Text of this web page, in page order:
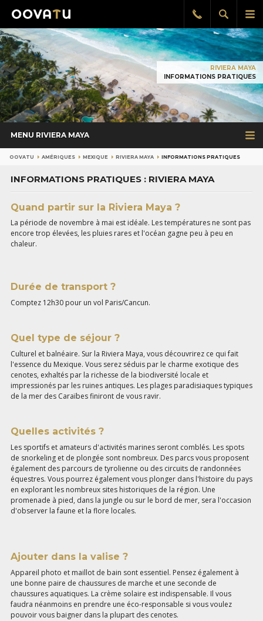
le
Afficher
la
Rappel
gratuit
RIVIERA MAYA
INFORMATIONS PRATIQUES
MENU RIVIERA MAYA
OOVATU AMÉRIQUES MEXIQUE RIVIERA MAYA INFORMATIONS PRATIQUES
INFORMATIONS PRATIQUES : RIVIERA MAYA
Quand partir sur la Riviera Maya ?
La période de novembre à mai est idéale. Les températures ne sont pas
encore trop élevées, les pluies rares et l'océan gagne peu à peu en
chaleur.
Durée de transport ?
Comptez 12h30 pour un vol Paris/Cancun.
Quel type de séjour ?
Culturel et balnéaire. Sur la Riviera Maya, vous découvrirez ce qui fait
l'essence du Mexique. Vous serez séduis par le charme exotique des
cenotes, exhaltés par la richesse de la biodiversité locale et
impressionés par les ruines antiques. Les plages paradisiaques typiques
de la mer des Caraïbes finiront de vous ravir.
Quelles activités ?
Les sportifs et amateurs d'activités marines seront comblés. Les spots
de snorkeling et de plongée sont nombreux. Des parcs vous proposent
également des parcours de tyrolienne ou des circuits de randonnées
équestres. Vous pourrez également vous plonger dans l'histoire du pays
en explorant les nombreux sites historiques de la région. Une
promenade à pied, dans la jungle ou sur le bord de mer, sera l'occasion
d'observer la faune et la flore locales.
Ajouter dans la valise ?
Appareil photo et maillot de bain sont essentiel. Pensez également à
une bonne paire de chaussures de marche et une seconde de
chaussures aquatiques. La crème solaire est indispensable. Il vous
faudra néanmoins en prendre une éco-responsable si vous voulez
pouvoir vous baigner dans la plupart des cenotes.